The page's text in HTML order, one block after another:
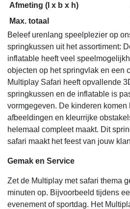
Afmeting (l x b x h)
Max. totaal
Beleef urenlang speelplezier op
springkussen uit het assortiment:
inflatable heeft veel
objecten op het springvlak en een
Multiplay Safari heeft opvallende
springkussen en de inflatable is
vormgegeven. De kinderen komen
afbeeldingen en kleurrijke
helemaal compleet maakt. Dit
safari maakt het feest van jouw
Gemak en Service
Zet de Multiplay met safari thema
minuten op. Bijvoorbeeld tijdens
evenement of sportdag. Het